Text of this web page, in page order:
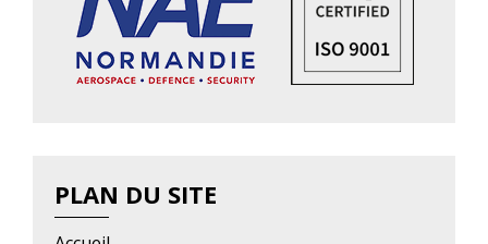
PLAN DU SITE